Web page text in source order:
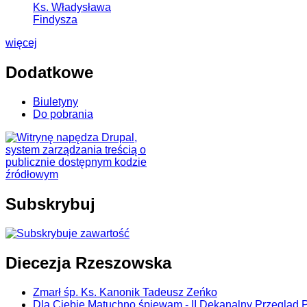
Ks. Władysława
Findysza
więcej
Dodatkowe
Biuletyny
Do pobrania
Subskrybuj
Diecezja Rzeszowska
Zmarł śp. Ks. Kanonik Tadeusz Zeńko
Dla Ciebie Matuchno śpiewam - II Dekanalny Przegląd